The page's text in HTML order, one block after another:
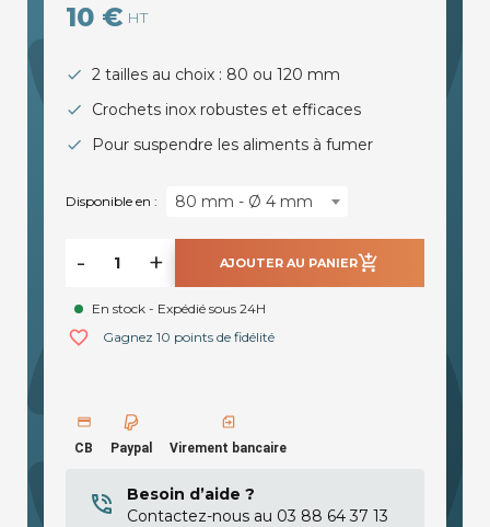
10 € HT
2 tailles au choix : 80 ou 120 mm
Crochets inox robustes et efficaces
Pour suspendre les aliments à fumer
Disponible en : 80 mm - Ø 4 mm
- + AJOUTER AU PANIERadd_shopping_cart
En stock - Expédié sous 24H
favorite_border Gagnez 10 points de fidélité
CB Paypal Virement bancaire
Besoin d’aide ?
Contactez-nous au 03 88 64 37 13